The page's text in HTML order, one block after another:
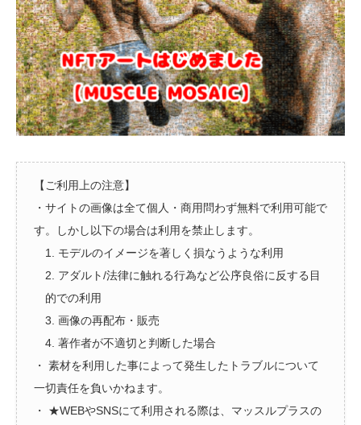
【ご利用上の注意】
・サイトの画像は全て個人・商用問わず無料で利用可能で
す。しかし以下の場合は利用を禁止します。
1. モデルのイメージを著しく損なうような利用
2. アダルト/法律に触れる行為など公序良俗に反する目
的での利用
3. 画像の再配布・販売
4. 著作者が不適切と判断した場合
・ 素材を利用した事によって発生したトラブルについて
一切責任を負いかねます。
・ ★WEBやSNSにて利用される際は、マッスルプラスの